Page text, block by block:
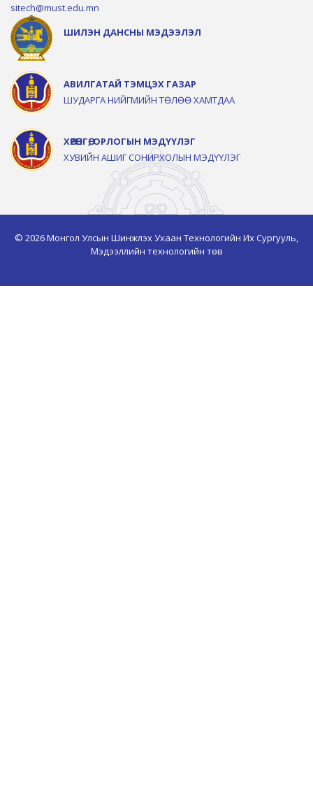
sitech@must.edu.mn
ШИЛЭН ДАНСНЫ МЭДЭЭЛЭЛ
АВИЛГАТАЙ ТЭМЦЭХ ГАЗАР
ШУДАРГА НИЙГМИЙН ТӨЛӨӨ ХАМТДАА
ХӨРӨНГӨ, ОРЛОГЫН МЭДҮҮЛЭГ
ХУВИЙН АШИГ СОНИРХОЛЫН МЭДҮҮЛЭГ
© 2026 Монгол Улсын Шинжлэх Ухаан Технологийн Их Сургууль,
Мэдээллийн технологийн төв